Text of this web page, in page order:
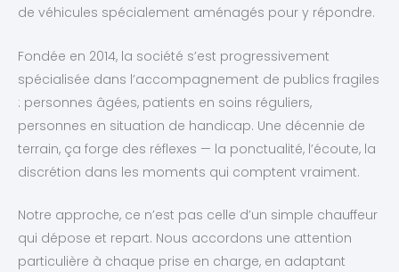
de véhicules spécialement aménagés pour y répondre.
Fondée en 2014, la société s’est progressivement
spécialisée dans l’accompagnement de publics fragiles
: personnes âgées, patients en soins réguliers,
personnes en situation de handicap. Une décennie de
terrain, ça forge des réflexes — la ponctualité, l’écoute, la
discrétion dans les moments qui comptent vraiment.
Notre approche, ce n’est pas celle d’un simple chauffeur
qui dépose et repart. Nous accordons une attention
particulière à chaque prise en charge, en adaptant